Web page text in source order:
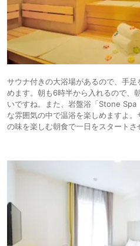
サウナ付きの大浴場があるので、手
めます。朝も6時半から入れるので、
いですね。また、岩盤浴「Stone Spa
な雰囲気の中で温浴を楽しめますよ
の味を楽しむ朝食で一日をスタートさ